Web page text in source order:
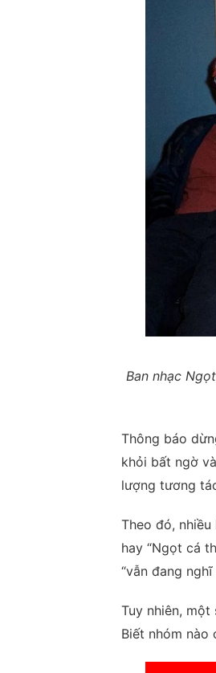
Ban nhạc
Thông báo
khỏi bất ngờ
lượng tương
Theo đó,
hay “Ngọt cá
“vẫn đang nghĩ
Tuy nhiên, một
Biết nhóm nào